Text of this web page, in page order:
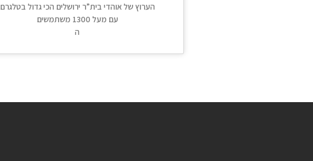
הערוץ של אוהדי בית”ר ירושלים הכי גדול בטלגרם
עם מעל 1300 משתמשים
ה